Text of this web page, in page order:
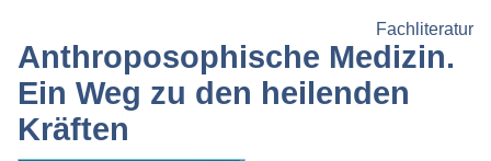
Fachliteratur
Anthroposophische Medizin.
Ein Weg zu den heilenden
Kräften